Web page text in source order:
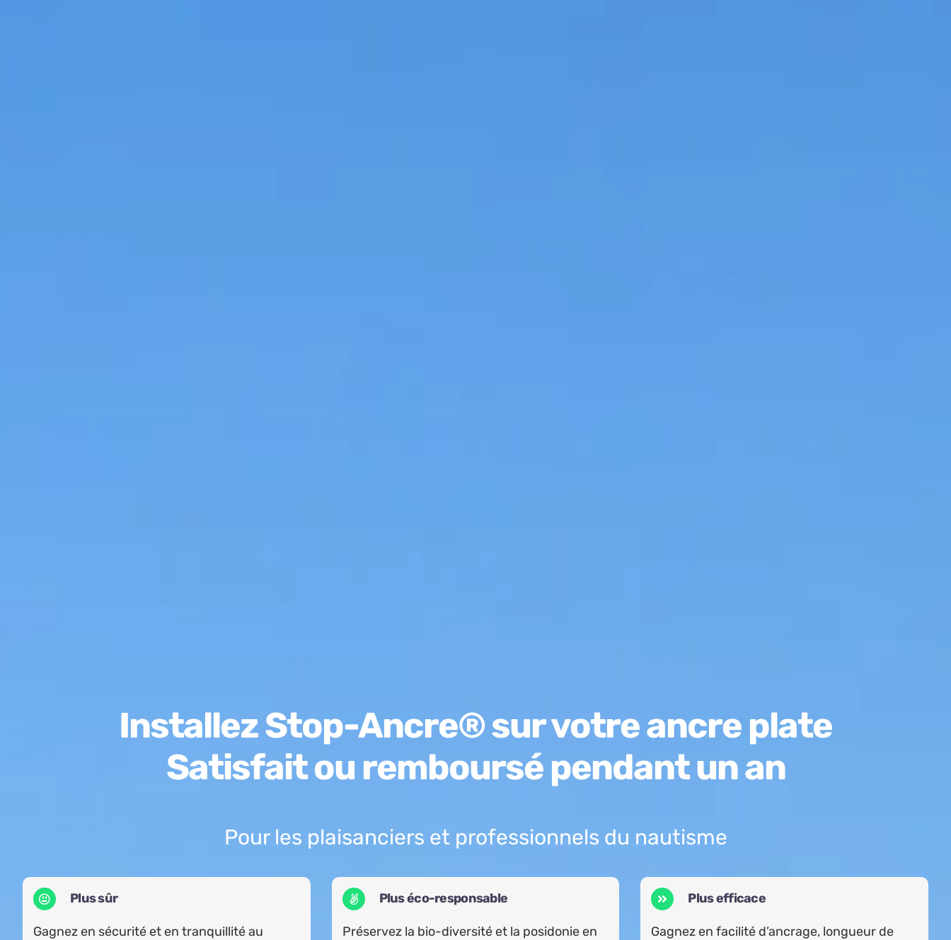
Installez Stop-Ancre® sur votre ancre plate
Satisfait ou remboursé pendant un an
Pour les plaisanciers et professionnels du nautisme
Plus sûr
Gagnez en sécurité et en tranquillité au
Plus éco-responsable
Préservez la bio-diversité et la posidonie en
Plus efficace
Gagnez en facilité d’ancrage, longueur de